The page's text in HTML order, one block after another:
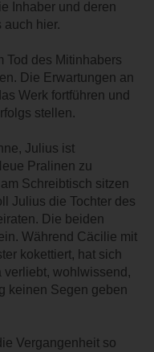
Inhaber und deren
auch hier.
Tod des Mitinhabers
Die Erwartungen an
Werk fortführen und
stellen.
Julius ist
Pralinen zu
Schreibtisch sitzen
Julius die Tochter des
Die beiden
Während Cäcilie mit
kokettiert, hat sich
verliebt, wohlwissend,
keinen Segen geben
Vergangenheit so